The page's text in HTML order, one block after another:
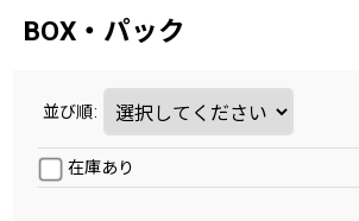
BOX・パック
在庫あり
並び順: